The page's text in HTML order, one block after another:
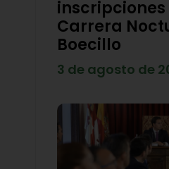
inscripciones
Carrera
Boecillo
3 de agosto de